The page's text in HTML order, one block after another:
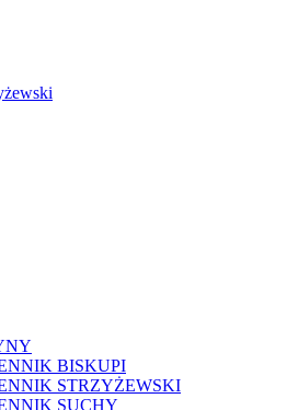
BISKUPI
STRZYŻEWSKI
SUCHY